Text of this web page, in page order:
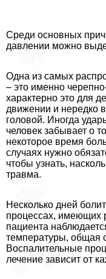
Среди основных
давлении можно
Одна из самых
– это именно
хаpaктерно это для
движении и нередко
головой. Иногда
человек забывает о
некоторое время
случаях нужно
чтобы узнать,
травма.
Несколько дней
процессах, имеющих
пациента
температуры, общая
Воспалительные
лечение зависит от